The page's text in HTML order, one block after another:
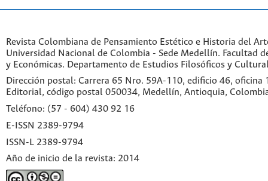
Revista Colombiana de Pensamiento Estético e Historia del
Universidad Nacional de Colombia - Sede Medellín. Facultad
y Económicas. Departamento de Estudios Filosóficos y
Dirección postal: Carrera 65 Nro. 59A-110, edificio 46, oficina
Editorial, código postal 050034, Medellín, Antioquia,
Teléfono: (57 - 604) 430 92 16
E-ISSN 2389-9794
ISSN-L 2389-9794
Año de inicio de la revista: 2014